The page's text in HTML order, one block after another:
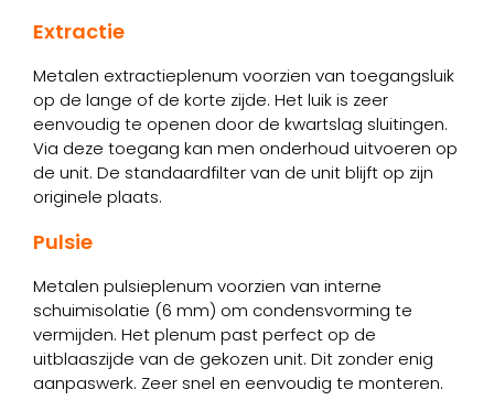
Extractie
Metalen extractieplenum voorzien van toegangsluik
op de lange of de korte zijde. Het luik is zeer
eenvoudig te openen door de kwartslag sluitingen.
Via deze toegang kan men onderhoud uitvoeren op
de unit. De standaardfilter van de unit blijft op zijn
originele plaats.
Pulsie
Metalen pulsieplenum voorzien van interne
schuimisolatie (6 mm) om condensvorming te
vermijden. Het plenum past perfect op de
uitblaaszijde van de gekozen unit. Dit zonder enig
aanpaswerk. Zeer snel en eenvoudig te monteren.